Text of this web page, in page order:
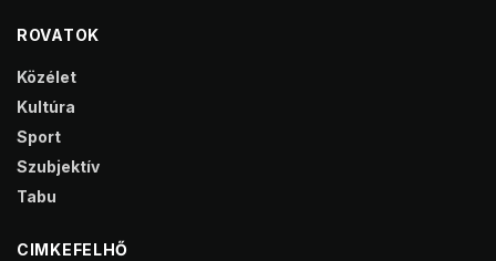
ROVATOK
Közélet
Kultúra
Sport
Szubjektív
Tabu
CIMKEFELHŐ